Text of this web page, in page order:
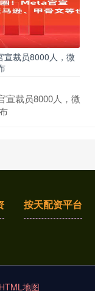
宣裁员8000人，微
宣裁员8000人，微
按天配资平台
HTML地图